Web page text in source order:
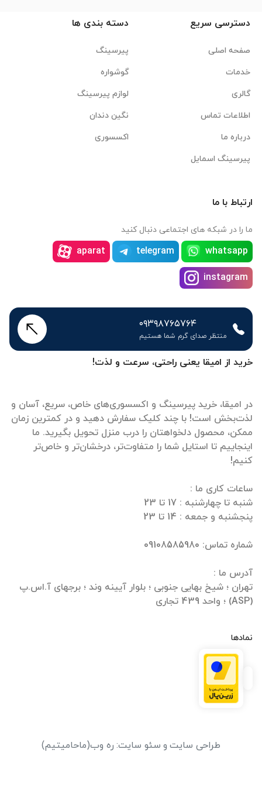
خرید از امیقا یعنی راحتی، سرعت و لذت!
در امیقا، خرید پیرسینگ و اکسسوری‌های خاص، سریع، آسان و
لذت‌بخش است! با چند کلیک سفارش دهید و در کمترین زمان
ممکن، محصول دلخواهتان را درب منزل تحویل بگیرید. ما
اینجاییم تا استایل شما را متفاوت‌تر، درخشان‌تر و خاص‌تر
تهران ؛ شیخ بهایی جنوبی ؛ بلوار آیینه وند ؛ برجهای آ.اس.پ
(ASP) ؛ واحد 439 تجاری
نمادها
دسترسی سریع
صفحه اصلی
خدمات
گالری
اطلاعات تماس
درباره ما
پیرسینگ اسمایل
دسته بندی ها
پیرسینگ
گوشواره
لوازم پیرسینگ
نگین دندان
اکسسوری
ارتباط با ما
ما را در شبکه های اجتماعی دنبال کنید
whatsapp
telegram
aparat
instagram
۰۹۳۹۸۷۶۵۷۶۴
منتظر صدای گرم شما هستیم
طراحی سایت و سئو سایت: ره وب(ماحامیتیم)